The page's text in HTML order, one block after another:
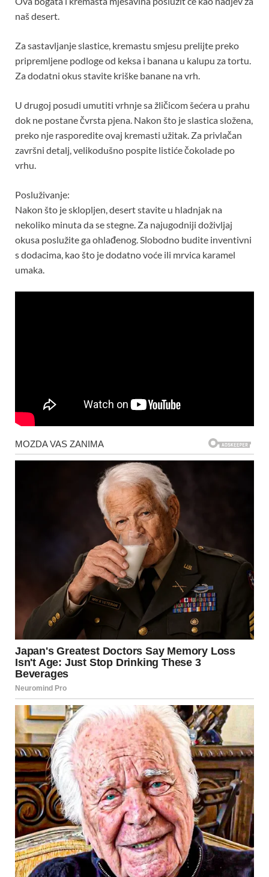
naš desert.
Za sastavljanje slastice, kremastu smjesu prelijte preko
pripremljene podloge od keksa i banana u kalupu za tortu.
Za dodatni okus stavite kriške banane na vrh.
U drugoj posudi umutiti vrhnje sa žličicom šećera u prahu
dok ne postane čvrsta pjena. Nakon što je slastica složena,
preko nje rasporedite ovaj kremasti užitak. Za privlačan
završni detalj, velikodušno pospite listiće čokolade po
vrhu.
Posluživanje:
Nakon što je sklopljen, desert stavite u hladnjak na
nekoliko minuta da se stegne. Za najugodniji doživljaj
okusa poslužite ga ohlađenog. Slobodno budite inventivni
s dodacima, kao što je dodatno voće ili mrvica karamel
umaka.